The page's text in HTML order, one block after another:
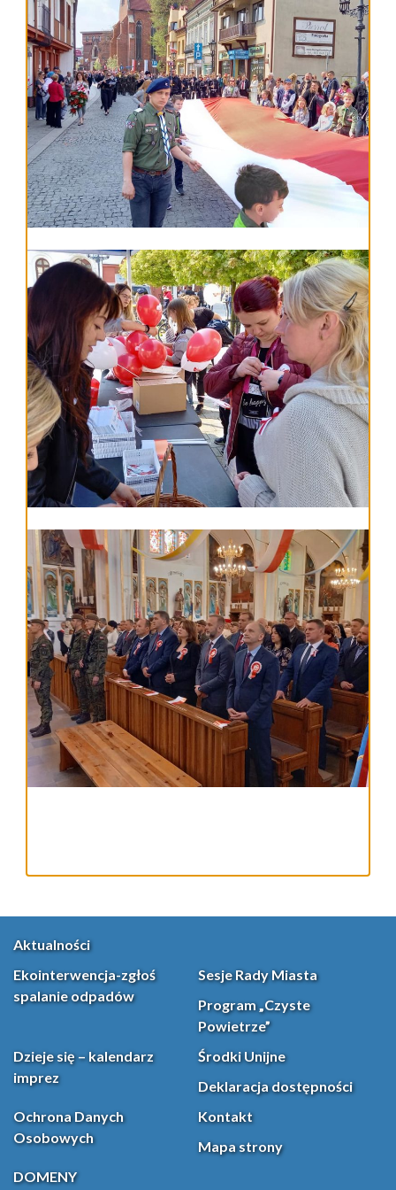
Aktualności
Ekointerwencja-zgłoś
spalanie odpadów
Sesje Rady Miasta
Program „Czyste
Powietrze”
Dzieje się – kalendarz
imprez
Środki Unijne
Deklaracja dostępności
Ochrona Danych
Osobowych
Kontakt
Mapa strony
DOMENY